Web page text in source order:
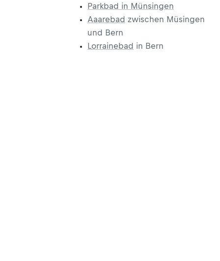
Parkbad in Münsingen
Aaarebad zwischen Müsingen
und Bern
Lorrainebad in Bern